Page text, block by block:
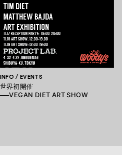
INFO / EVENTS
世界初開催
──VEGAN DIET ART SHOW